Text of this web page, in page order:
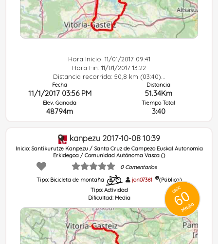
Hora Inicio: 11/01/2017 09:41
Hora Fin: 11/01/2017 13:22
Distancia recorrida: 50,8 km (03:40)...
Fecha
11/1/2017 03:56 PM
Elev. Ganada
48794m
Distancia
51.34Km
Tiempo Total
3:40
kanpezu 2017-10-08 10:39
Inicio: Santikurutze Kanpezu / Santa Cruz de Campezo Euskal Autonomia
Erkidegoa / Comunidad Autónoma Vasca ()
0 Comentarios
Tipo: Bicicleta de montaña
jon07361
(Pública)
Tipo: Actividad
Dificultad: Media
GRSIC
60
Media
Con fotografías ó descripción